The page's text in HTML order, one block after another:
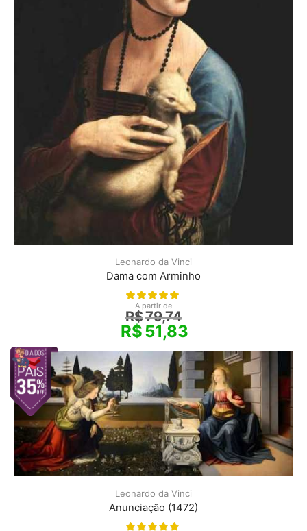
Leonardo da Vinci
Dama com Arminho
A partir de
R$79,74
R$51,83
Leonardo da Vinci
Anunciação (1472)